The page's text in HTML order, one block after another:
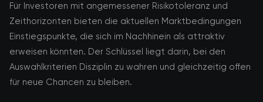
Für Investoren mit angemessener Risikotoleranz und
Zeithorizonten bieten die aktuellen Marktbedingungen
Einstiegspunkte, die sich im Nachhinein als attraktiv
erweisen könnten. Der Schlüssel liegt darin, bei den
Auswahlkriterien Disziplin zu wahren und gleichzeitig offen
für neue Chancen zu bleiben.